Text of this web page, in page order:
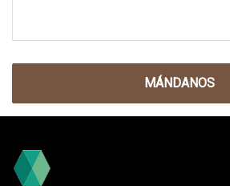
MÁNDANOS